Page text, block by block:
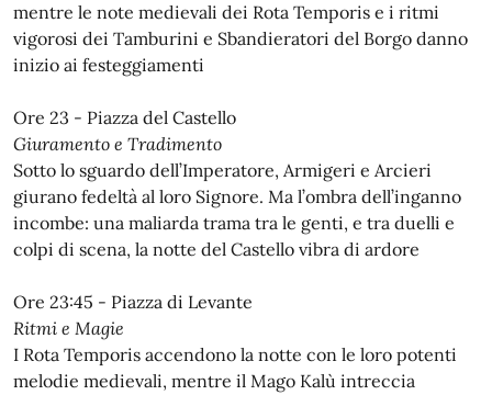
mentre le note medievali dei Rota Temporis e i ritmi
vigorosi dei Tamburini e Sbandieratori del Borgo danno
inizio ai festeggiamenti
Ore 23 - Piazza del Castello
Giuramento e Tradimento
Sotto lo sguardo dell’Imperatore, Armigeri e Arcieri
giurano fedeltà al loro Signore. Ma l’ombra dell’inganno
incombe: una maliarda trama tra le genti, e tra duelli e
colpi di scena, la notte del Castello vibra di ardore
Ore 23:45 - Piazza di Levante
Ritmi e Magie
I Rota Temporis accendono la notte con le loro potenti
melodie medievali, mentre il Mago Kalù intreccia